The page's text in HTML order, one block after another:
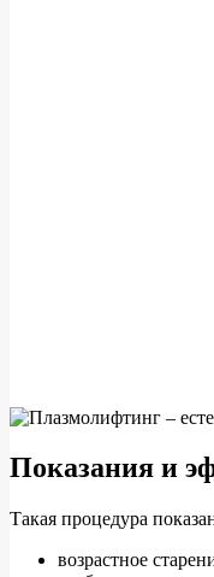
Показания и
Такая процедура
возрастное